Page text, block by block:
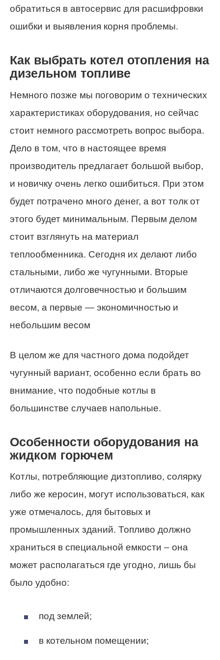
обратиться в автосервис для расшифровки
ошибки и выявления корня проблемы.
Как выбрать котел отопления на
дизельном топливе
Немного позже мы поговорим о технических
характеристиках оборудования, но сейчас
стоит немного рассмотреть вопрос выбора.
Дело в том, что в настоящее время
производитель предлагает большой выбор,
и новичку очень легко ошибиться. При этом
будет потрачено много денег, а вот толк от
этого будет минимальным. Первым делом
стоит взглянуть на материал
теплообменника. Сегодня их делают либо
стальными, либо же чугунными. Вторые
отличаются долговечностью и большим
весом, а первые — экономичностью и
небольшим весом
В целом же для частного дома подойдет
чугунный вариант, особенно если брать во
внимание, что подобные котлы в
большинстве случаев напольные.
Особенности оборудования на
жидком горючем
Котлы, потребляющие дизтопливо, солярку
либо же керосин, могут использоваться, как
уже отмечалось, для бытовых и
промышленных зданий. Топливо должно
храниться в специальной емкости – она
может располагаться где угодно, лишь бы
было удобно:
под землей;
в котельном помещении;